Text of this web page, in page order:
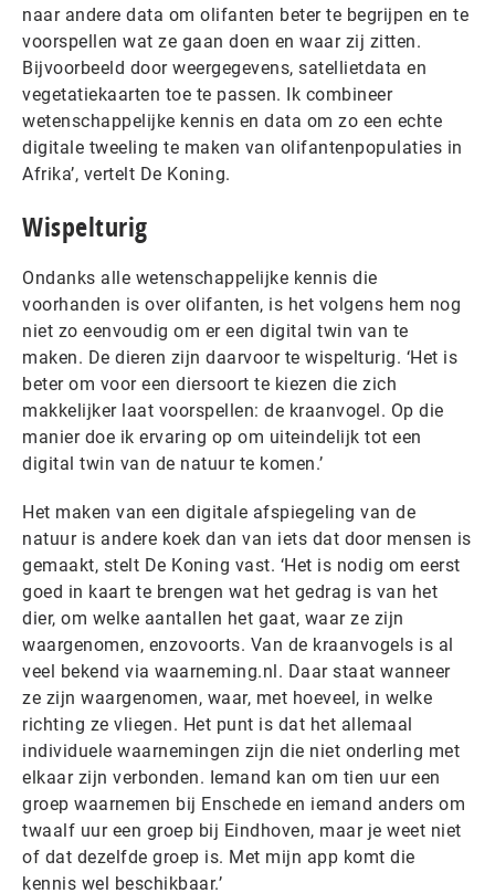
naar andere data om olifanten beter te begrijpen en te
voorspellen wat ze gaan doen en waar zij zitten.
Bijvoorbeeld door weergegevens, satellietdata en
vegetatiekaarten toe te passen. Ik combineer
wetenschappelijke kennis en data om zo een echte
digitale tweeling te maken van olifantenpopulaties in
Afrika’, vertelt De Koning.
Wispelturig
Ondanks alle wetenschappelijke kennis die
voorhanden is over olifanten, is het volgens hem nog
niet zo eenvoudig om er een digital twin van te
maken. De dieren zijn daarvoor te wispelturig. ‘Het is
beter om voor een diersoort te kiezen die zich
makkelijker laat voorspellen: de kraanvogel. Op die
manier doe ik ervaring op om uiteindelijk tot een
digital twin van de natuur te komen.’
Het maken van een digitale afspiegeling van de
natuur is andere koek dan van iets dat door mensen is
gemaakt, stelt De Koning vast. ‘Het is nodig om eerst
goed in kaart te brengen wat het gedrag is van het
dier, om welke aantallen het gaat, waar ze zijn
waargenomen, enzovoorts. Van de kraanvogels is al
veel bekend via waarneming.nl. Daar staat wanneer
ze zijn waargenomen, waar, met hoeveel, in welke
richting ze vliegen. Het punt is dat het allemaal
individuele waarnemingen zijn die niet onderling met
elkaar zijn verbonden. Iemand kan om tien uur een
groep waarnemen bij Enschede en iemand anders om
twaalf uur een groep bij Eindhoven, maar je weet niet
of dat dezelfde groep is. Met mijn app komt die
kennis wel beschikbaar.’